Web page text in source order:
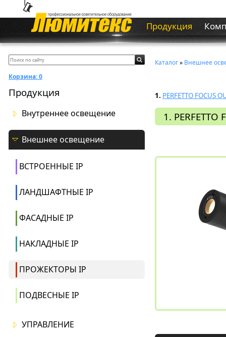
Продукция
Корзина:0
Продукция
Внутреннее освещение
Внешнее освещение
ВСТРОЕННЫЕ IP
ЛАНДШАФТНЫЕ IP
ФАСАДНЫЕ IP
НАКЛАДНЫЕ IP
ПРОЖЕКТОРЫ IP
ПОДВЕСНЫЕ IP
УПРАВЛЕНИЕ
Каталог» Внешнее
1. PERFETTO FOCUS
1. PERFETTO